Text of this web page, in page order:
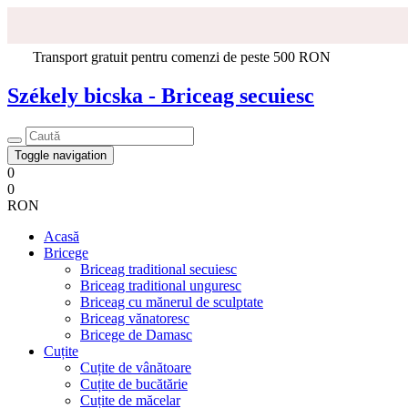
Transport gratuit pentru comenzi de peste 500 RON
Székely bicska - Briceag secuiesc
Toggle navigation
0
0
RON
Acasă
Bricege
Briceag traditional secuiesc
Briceag traditional unguresc
Briceag cu mănerul de sculptate
Briceag vănatoresc
Bricege de Damasc
Cuțite
Cuțite de vânătoare
Cuțite de bucătărie
Cuțite de măcelar